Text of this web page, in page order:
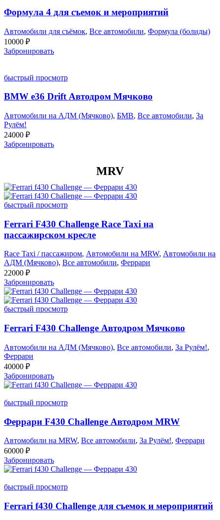
Формула 4 для съемок и мероприятий
Автомобили для съёмок, Все автомобили, Формула (болиды)
10000 ₽
Забронировать
быстрый просмотр
BMW e36 Drift Автодром Мячково
Автомобили на АДМ (Мячково), БМВ, Все автомобили, За
Рулём!
24000 ₽
Забронировать
MRV
быстрый просмотр
Ferrari F430 Challenge Race Taxi на
пассажирском кресле
Race Taxi / пассажиром, Автомобили на MRW, Автомобили на
АДМ (Мячково), Все автомобили, Феррари
22000 ₽
Забронировать
быстрый просмотр
Ferrari F430 Challenge Автодром Мячково
Автомобили на АДМ (Мячково), Все автомобили, За Рулём!,
Феррари
40000 ₽
Забронировать
быстрый просмотр
Феррари F430 Challenge Автодром MRW
Автомобили на MRW, Все автомобили, За Рулём!, Феррари
60000 ₽
Забронировать
быстрый просмотр
Ferrari f430 Challenge для съемок и мероприятий